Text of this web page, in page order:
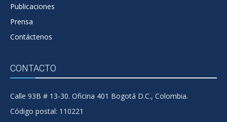
Publicaciones
Prensa
Contáctenos
CONTACTO
Calle 93B # 13-30. Oficina 401 Bogotá D.C., Colombia.
Código postal: 110221